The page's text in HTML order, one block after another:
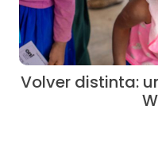
Volver distinta: